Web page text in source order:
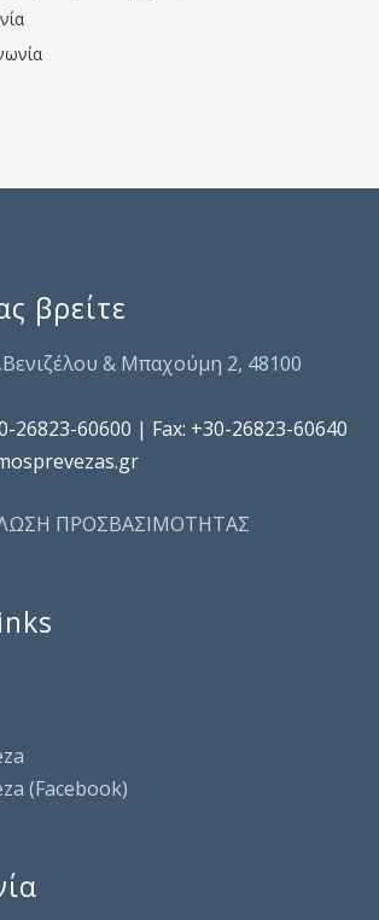
βρείτε
& Μπαχούμη 2, 48100
26823-60600 | Fax: +30-26823-60640
ΠΡΟΣΒΑΣΙΜΟΤΗΤΑΣ
(Facebook)